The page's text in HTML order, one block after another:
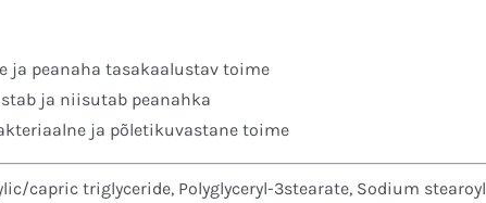
ja peanaha tasakaalustav toime
ja niisutab peanahka
ja põletikuvastane toime
capric triglyceride, Polyglyceryl-3stearate, Sodium stearoyl